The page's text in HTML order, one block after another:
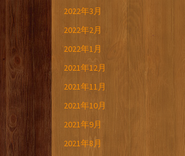
2022年3月
2022年2月
2022年1月
2021年12月
2021年11月
2021年10月
2021年9月
2021年8月